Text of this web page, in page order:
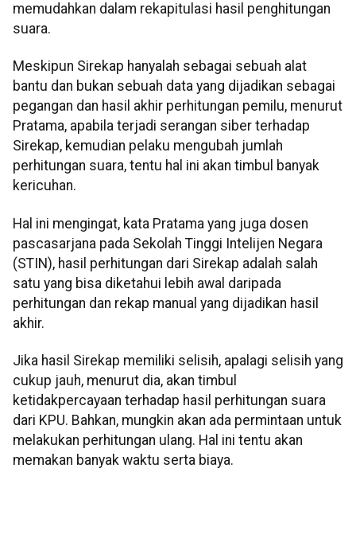
memudahkan dalam rekapitulasi hasil penghitungan
suara.
Meskipun Sirekap hanyalah sebagai sebuah alat
bantu dan bukan sebuah data yang dijadikan sebagai
pegangan dan hasil akhir perhitungan pemilu, menurut
Pratama, apabila terjadi serangan siber terhadap
Sirekap, kemudian pelaku mengubah jumlah
perhitungan suara, tentu hal ini akan timbul banyak
kericuhan.
Hal ini mengingat, kata Pratama yang juga dosen
pascasarjana pada Sekolah Tinggi Intelijen Negara
(STIN), hasil perhitungan dari Sirekap adalah salah
satu yang bisa diketahui lebih awal daripada
perhitungan dan rekap manual yang dijadikan hasil
akhir.
Jika hasil Sirekap memiliki selisih, apalagi selisih yang
cukup jauh, menurut dia, akan timbul
ketidakpercayaan terhadap hasil perhitungan suara
dari KPU. Bahkan, mungkin akan ada permintaan untuk
melakukan perhitungan ulang. Hal ini tentu akan
memakan banyak waktu serta biaya.